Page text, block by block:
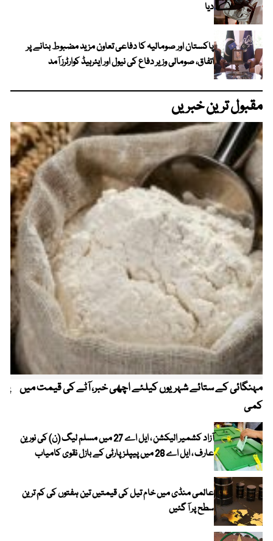
دیا
پاکستان اور صومالیہ کا دفاعی تعاون مزید مضبوط بنانے پر
اتفاق، صومالی وزیر دفاع کی نیول اور ایئرہیڈ کوارٹرز آمد
مقبول ترین خبریں
مہنگائی کے ستائے شہریوں کیلئے اچھی خبر، آٹے کی قیمت میں
کمی
آزاد کشمیر الیکشن ، ایل اے 27 میں مسلم لیگ (ن) کی نورین
عارف ، ایل اے 28 میں پیپلز پارٹی کے بازل نقوی کامیاب
عالمی منڈی میں خام تیل کی قیمتیں تین ہفتوں کی کم ترین
سطح پر آ گئیں